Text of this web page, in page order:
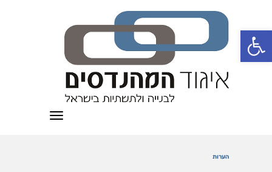
פתח סרגל נגישות
תפריט
הערות